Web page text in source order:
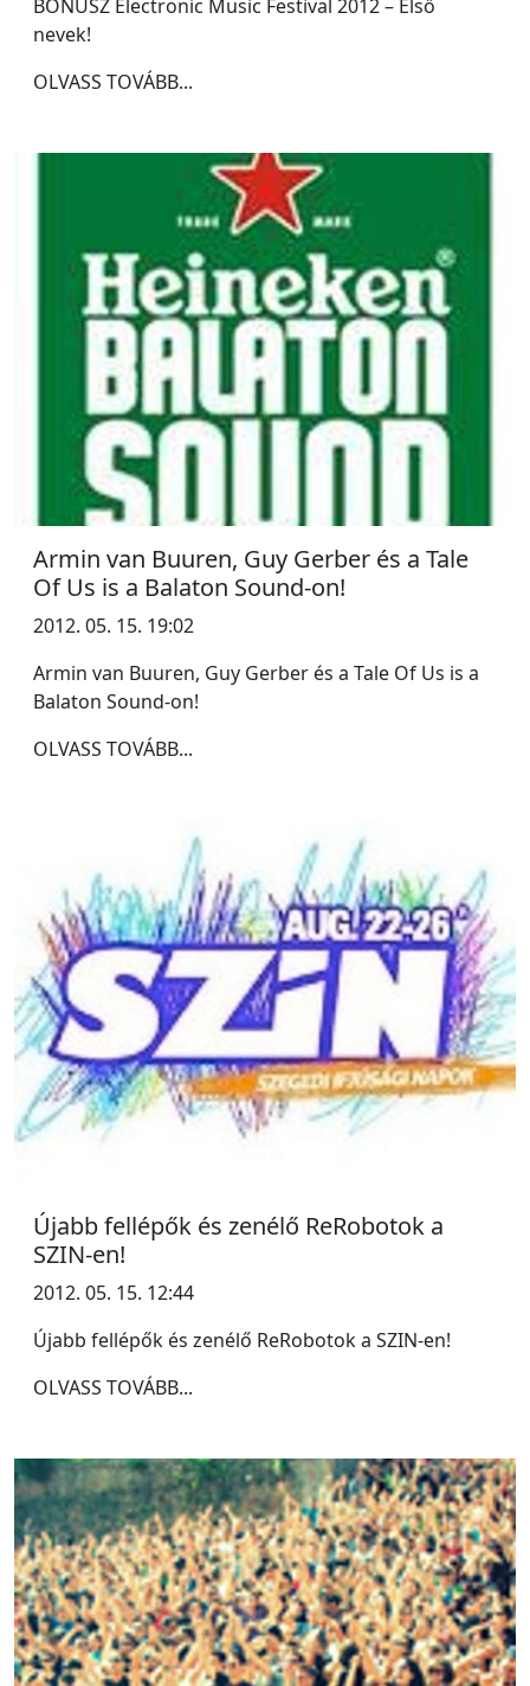
BÓNUSZ Electronic Music Festival 2012 – Első
nevek!
OLVASS TOVÁBB...
Armin van Buuren, Guy Gerber és a Tale
Of Us is a Balaton Sound-on!
2012. 05. 15. 19:02
Armin van Buuren, Guy Gerber és a Tale Of Us is a
Balaton Sound-on!
OLVASS TOVÁBB...
Újabb fellépők és zenélő ReRobotok a
SZIN-en!
2012. 05. 15. 12:44
Újabb fellépők és zenélő ReRobotok a SZIN-en!
OLVASS TOVÁBB...